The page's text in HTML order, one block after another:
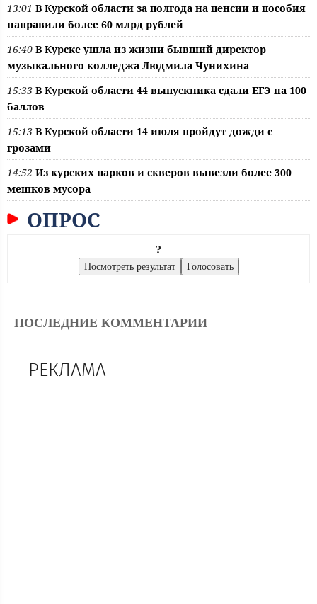
13:01 В Курской области за полгода на пенсии и пособия
направили более 60 млрд рублей
16:40 В Курске ушла из жизни бывший директор
музыкального колледжа Людмила Чунихина
15:33 В Курской области 44 выпускника сдали ЕГЭ на 100
баллов
15:13 В Курской области 14 июля пройдут дожди с
грозами
14:52 Из курских парков и скверов вывезли более 300
мешков мусора
ОПРОС
?
ПОСЛЕДНИЕ КОММЕНТАРИИ
РЕКЛАМА